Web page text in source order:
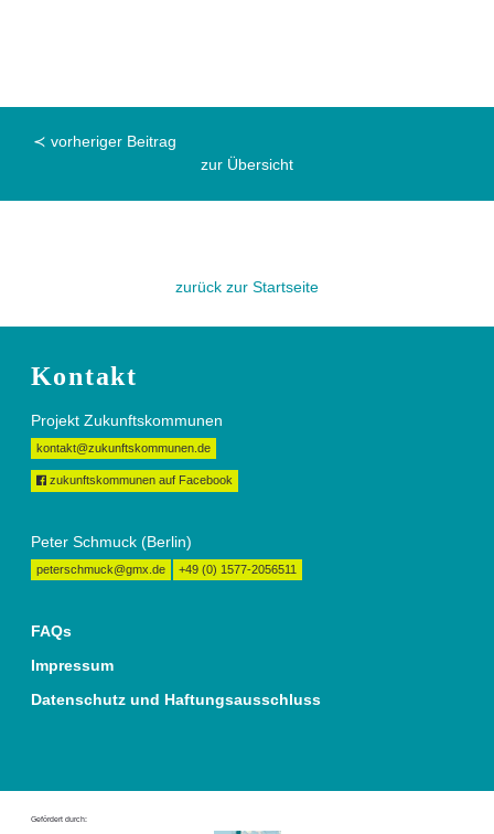
≺ vorheriger Beitrag
zur Übersicht
zurück zur Startseite
Kontakt
Projekt Zukunftskommunen
kontakt@zukunftskommunen.de
zukunftskommunen auf Facebook
Peter Schmuck (Berlin)
peterschmuck@gmx.de +49 (0) 1577-2056511
FAQs
Impressum
Datenschutz und Haftungsausschluss
Gefördert durch: